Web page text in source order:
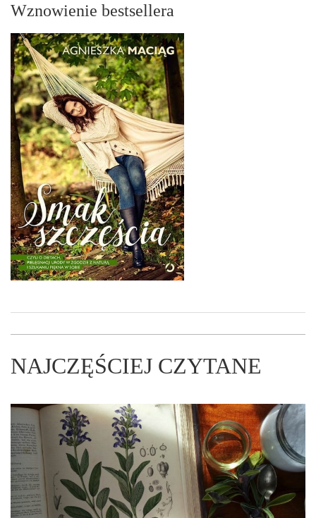
Wznowienie bestsellera
NAJCZĘŚCIEJ CZYTANE